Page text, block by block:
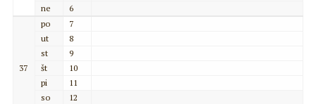
ne
6
37
po
7
ut
8
st
9
št
10
pi
11
so
12